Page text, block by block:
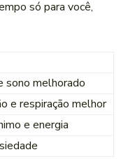
só para você,
sono melhorado
e respiração melhor
e energia